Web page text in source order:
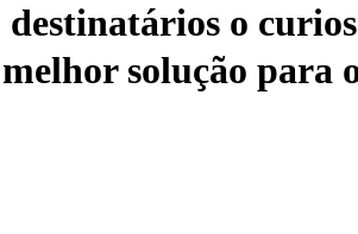
destinatários o
solução para